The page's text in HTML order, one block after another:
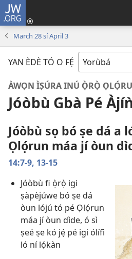
JW.ORG
March 28 sí April 3
YAN ÈDÈ TÓ O FẸ́
ÀWỌN ÌṢÚRA INÚ Ọ̀RỌ̀
Jóòbù Gbà Pé
Jóòbù sọ bó ṣe dá a
Ọlọ́run máa jí òun
14:7-9, 13-15
Jóòbù fi ọ̀rọ̀ igi
ṣàpèjúwe bó ṣe dá
òun lójú tó pé Ọlọ́run
máa jí òun dìde, ó sì
ṣeé ṣe kó jẹ́ pé igi ólífì
ló ní lọ́kàn